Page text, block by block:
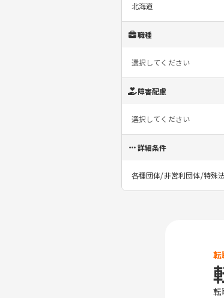
北海道
職種
選択してください
障害配慮
選択してください
詳細条件
各種団体/非営利団体/特殊
転
転